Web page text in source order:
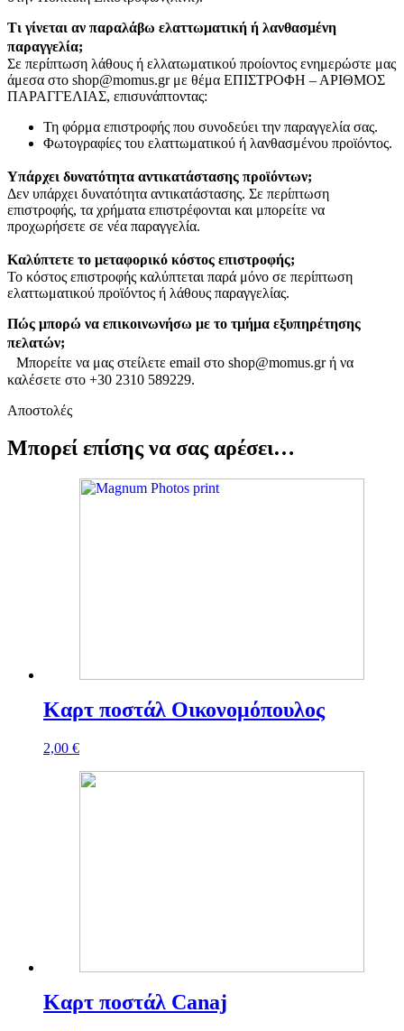
Τι γίνεται αν παραλάβω ελαττωματική ή λανθασμένη
παραγγελία;
Σε περίπτωση λάθους ή ελλατωματικού προίοντος ενημερώστε μας
άμεσα στο shop@momus.gr με θέμα ΕΠΙΣΤΡΟΦΗ – ΑΡΙΘΜΟΣ
ΠΑΡΑΓΓΕΛΙΑΣ, επισυνάπτοντας:
Τη φόρμα επιστροφής που συνοδεύει την παραγγελία σας.
Φωτογραφίες του ελαττωματικού ή λανθασμένου προϊόντος.
Υπάρχει δυνατότητα αντικατάστασης προϊόντων;
Δεν υπάρχει δυνατότητα αντικατάστασης. Σε περίπτωση
επιστροφής, τα χρήματα επιστρέφονται και μπορείτε να
προχωρήσετε σε νέα παραγγελία.
Καλύπτετε το μεταφορικό κόστος επιστροφής;
Το κόστος επιστροφής καλύπτεται παρά μόνο σε περίπτωση
ελαττωματικού προϊόντος ή λάθους παραγγελίας.
Πώς μπορώ να επικοινωνήσω με το τμήμα εξυπηρέτησης
πελατών;
Μπορείτε να μας στείλετε email στο shop@momus.gr ή να
καλέσετε στο +30 2310 589229.
Αποστολές
Μπορεί επίσης να σας αρέσει…
Καρτ ποστάλ Οικονομόπουλος
2,00 €
Καρτ ποστάλ Canaj